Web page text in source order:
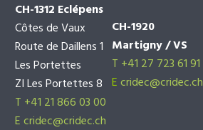
CH-1312 Eclépens
Côtes de Vaux
Route de Daillens 1
Les Portettes
ZI Les Portettes 8
T +41 21 866 03 00
Ecridec@cridec.ch
CH-1920
Martigny / VS
T +41 27 723 61 91
Ecridec@cridec.ch